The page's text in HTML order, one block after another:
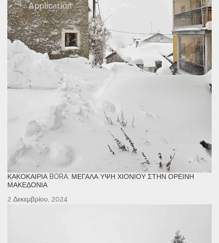
ΚΑΚΟΚΑΙΡΊΑ BORA: ΜΕΓΆΛΑ ΎΨΗ ΧΙΟΝΙΟΎ ΣΤΗΝ ΟΡΕΙΝΉ
ΜΑΚΕΔΟΝΊΑ
2 Δεκεμβρίου, 2024